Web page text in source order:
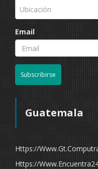
Ubicación
Email
Subscribirse
Guatemala
Https://
Https://